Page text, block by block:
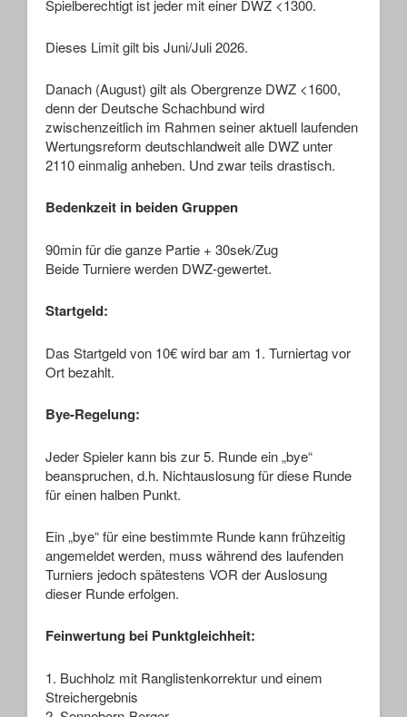
Spielberechtigt ist jeder mit einer DWZ <1300.
Dieses Limit gilt bis Juni/Juli 2026.
Danach (August) gilt als Obergrenze DWZ <1600,
denn der Deutsche Schachbund wird
zwischenzeitlich im Rahmen seiner aktuell laufenden
Wertungsreform deutschlandweit alle DWZ unter
2110 einmalig anheben. Und zwar teils drastisch.
Bedenkzeit in beiden Gruppen
90min für die ganze Partie + 30sek/Zug
Beide Turniere werden DWZ-gewertet.
Startgeld:
Das Startgeld von 10€ wird bar am 1. Turniertag vor
Ort bezahlt.
Bye-Regelung:
Jeder Spieler kann bis zur 5. Runde ein „bye“
beanspruchen, d.h. Nichtauslosung für diese Runde
für einen halben Punkt.
Ein „bye“ für eine bestimmte Runde kann frühzeitig
angemeldet werden, muss während des laufenden
Turniers jedoch spätestens VOR der Auslosung
dieser Runde erfolgen.
Feinwertung bei Punktgleichheit:
1. Buchholz mit Ranglistenkorrektur und einem
Streichergebnis